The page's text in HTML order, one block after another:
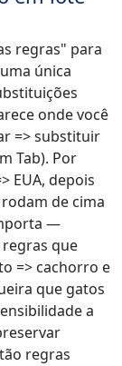
regras" para
única
onde você
=> substituir
Tab). Por
EUA, depois
de cima
—
que
=> cachorro e
que gatos
a
regras